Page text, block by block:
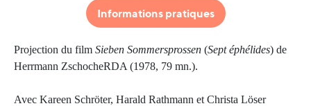
Informations pratiques
Projection du film Sieben Sommersprossen (Sept éphélides) de
Herrmann ZschocheRDA (1978, 79 mn.).
Avec Kareen Schröter, Harald Rathmann et Christa Löser